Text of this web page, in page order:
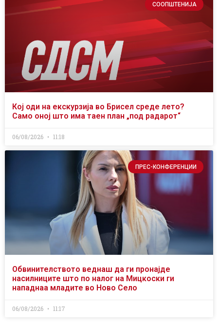
СООПШТЕНИЈА
Кој оди на екскурзија во Брисел среде лето?
Само оној што има таен план „под радарот“
06/08/2026 11:18
ПРЕС-КОНФЕРЕНЦИИ
Обвинителството веднаш да ги пронајде
насилниците што по налог на Мицкоски ги
нападнаа младите во Ново Село
06/08/2026 11:17